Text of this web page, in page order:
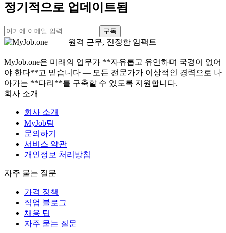
정기적으로 업데이트됨
구독
MyJob.one은 미래의 업무가 **자유롭고 유연하며 국경이 없어
야 한다**고 믿습니다 — 모든 전문가가 이상적인 경력으로 나
아가는 **다리**를 구축할 수 있도록 지원합니다.
회사 소개
회사 소개
MyJob팀
문의하기
서비스 약관
개인정보 처리방침
자주 묻는 질문
가격 정책
직업 블로그
채용 팁
자주 묻는 질문